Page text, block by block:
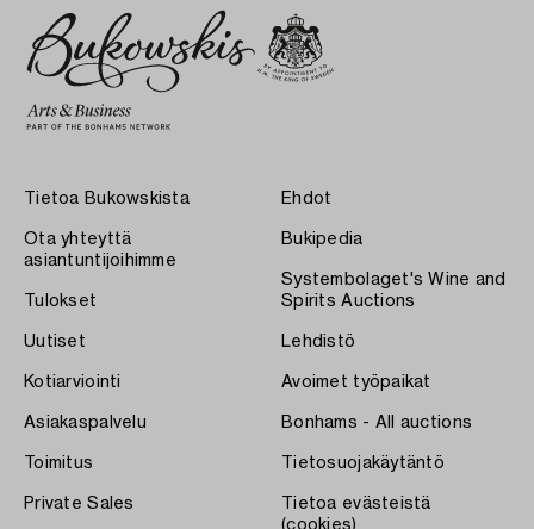
Tietoa Bukowskista
Ota yhteyttä
asiantuntijoihimme
Tulokset
Uutiset
Kotiarviointi
Asiakaspalvelu
Toimitus
Private Sales
Ehdot
Bukipedia
Systembolaget's Wine and
Spirits Auctions
Lehdistö
Avoimet työpaikat
Bonhams - All auctions
Tietosuojakäytäntö
Tietoa evästeistä
(cookies)